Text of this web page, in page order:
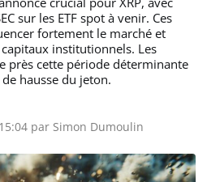
sur les ETF spot à venir. Ces
fortement le marché et
institutionnels. Les
près cette période déterminante
hausse du jeton.
par Simon Dumoulin